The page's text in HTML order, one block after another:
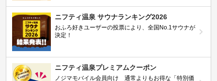
ニフティ温泉 サウナランキング2026
おふろ好きユーザーの投票により、全国No.1サウナが
決定！
ニフティ温泉プレミアムクーポン
ノジマモバイル会員向け 通常よりもお得な「特別価